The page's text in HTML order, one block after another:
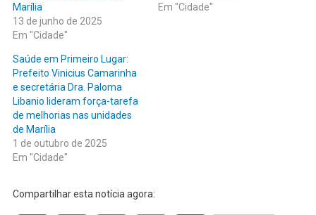
Marília
13 de junho de 2025
Em "Cidade"
Em "Cidade"
Saúde em Primeiro Lugar:
Prefeito Vinicius Camarinha
e secretária Dra. Paloma
Libanio lideram força-tarefa
de melhorias nas unidades
de Marília
1 de outubro de 2025
Em "Cidade"
Compartilhar esta notícia agora: